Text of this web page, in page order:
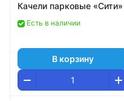
Качели парковые «Сити»
Есть в наличии
В корзину